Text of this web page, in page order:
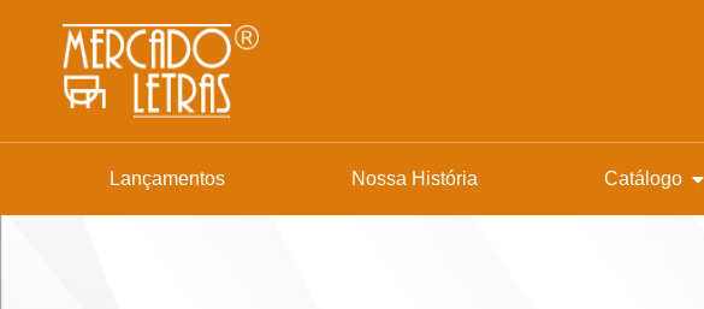
Lançamentos Nossa História Catálogo